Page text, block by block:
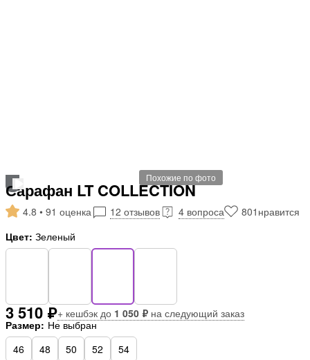
Похожие по фото
Сарафан LT COLLECTION
4.8 • 91 оценка 12 отзывов 4 вопроса 801 нравится
Цвет: Зеленый
3 510 ₽+ кешбэк до 1 050 ₽ на следующий заказ
Размер: Не выбран
46
48 50 52
54